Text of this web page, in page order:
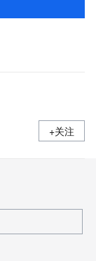
+关注